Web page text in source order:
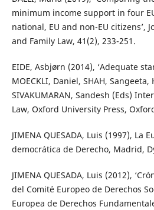
minimum income support in four
national, EU and non-EU citizens’,
and Family Law, 41(2), 233-251.
EIDE, Asbjørn (2014), ‘Adequate
MOECKLI, Daniel, SHAH, Sangeeta,
SIVAKUMARAN, Sandesh (Eds)
Law, Oxford University Press,
JIMENA QUESADA, Luis (1997), La
democrática de Derecho, Madrid,
JIMENA QUESADA, Luis (2012),
del Comité Europeo de Derechos
Europea de Derechos